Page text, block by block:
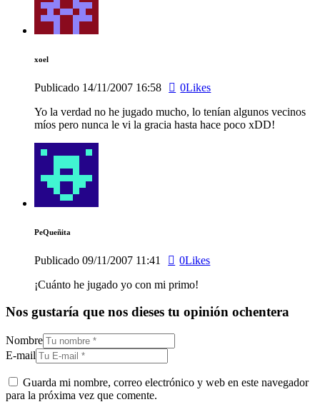
xoel
Publicado 14/11/2007 16:58 0Likes
Yo la verdad no he jugado mucho, lo tenían algunos vecinos
míos pero nunca le vi la gracia hasta hace poco xDD!
PeQueñita
Publicado 09/11/2007 11:41 0Likes
¡Cuánto he jugado yo con mi primo!
Nos gustaría que nos dieses tu opinión ochentera
Nombre
E-mail
Guarda mi nombre, correo electrónico y web en este navegador
para la próxima vez que comente.